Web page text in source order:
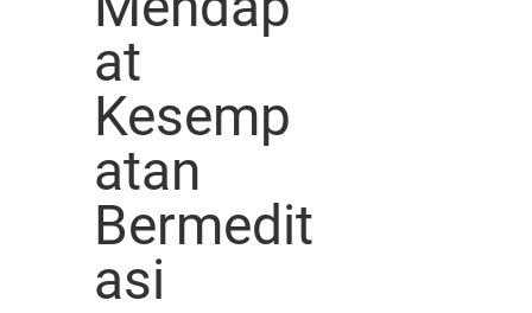
at
Kesemp
atan
Bermedit
asi